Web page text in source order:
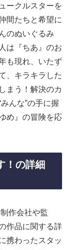
ークルスターを
間たちと希望に
のぬいぐるみ
は『ちあ』のお
も現れ、いたず
、キラキラした
まう！解決のカ
んな”の手に握
め』の冒険を応
！の詳細
作会社や監
作品に関する詳
携わったスタッ